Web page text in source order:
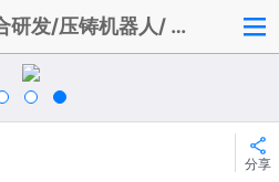
中科院隆华联合研发/压铸机器人/ 工业自动化/六轴机械臂
分享